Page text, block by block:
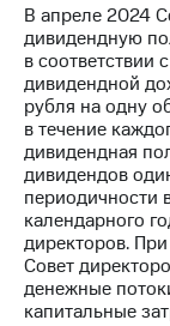
ПАО
"МТС"
Личный
кабинет
В апреле 2024
дивидендную
в соответствии
дивидендной
рубля на одну
в течение
дивидендная
дивидендов
периодичности
календарного
директоров.
Совет
денежные
капитальные